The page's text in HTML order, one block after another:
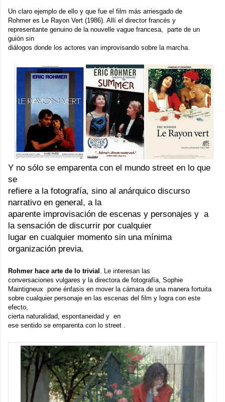
Un claro ejemplo de ello y que fue el film más arriesgado de
Rohmer es Le Rayon Vert (1986). Allí el director francés y
representante genuino de la nouvelle vague francesa, parte de un
guión sin
diálogos donde los actores van improvisando sobre la marcha.
Y no sólo se emparenta con el mundo street en lo que
se
refiere a la fotografía, sino al anárquico discurso
narrativo en general, a la
aparente improvisación de escenas y personajes y a
la sensación de discurrir por cualquier
lugar en cualquier momento sin una mínima
organización previa.
Rohmer hace arte de lo trivial . Le interesan las
conversaciones vulgares y la directora de fotografía, Sophie
Maintigneux pone énfasis en mover la cámara de una manera fortuita
sobre cualquier personaje en las escenas del film y logra con este
efecto,
cierta naturalidad, espontaneidad y en
ese sentido se emparenta con lo street .